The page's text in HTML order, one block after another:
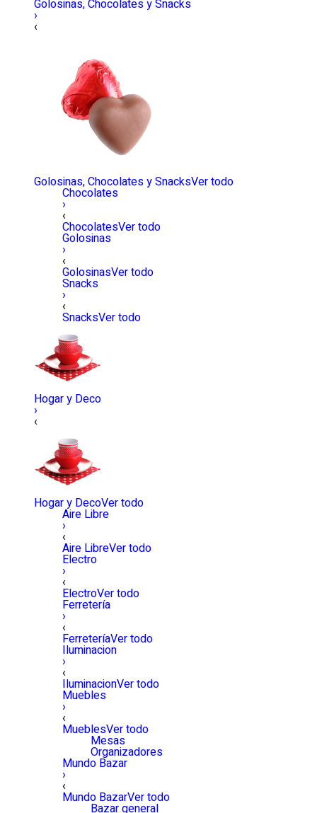
Golosinas, Chocolates y Snacks
›
‹
Golosinas, Chocolates y SnacksVer todo
Chocolates
›
‹
ChocolatesVer todo
Golosinas
›
‹
GolosinasVer todo
Snacks
›
‹
SnacksVer todo
Hogar y Deco
›
‹
Hogar y DecoVer todo
Aire Libre
›
‹
Aire LibreVer todo
Electro
›
‹
ElectroVer todo
Ferretería
›
‹
FerreteríaVer todo
Iluminacion
›
‹
IluminacionVer todo
Muebles
›
‹
MueblesVer todo
Mesas
Organizadores
Mundo Bazar
›
‹
Mundo BazarVer todo
Bazar general